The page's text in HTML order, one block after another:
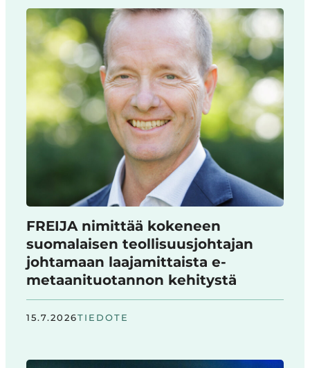
FREIJA nimittää kokeneen
suomalaisen teollisuusjohtajan
johtamaan laajamittaista e-
metaanituotannon kehitystä
15.7.2026TIEDOTE